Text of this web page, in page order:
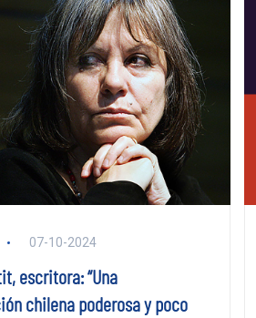
07-10-2024
escritora: “Una
chilena poderosa y poco